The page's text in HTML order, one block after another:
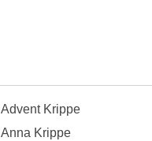
Advent Krippe
Anna Krippe